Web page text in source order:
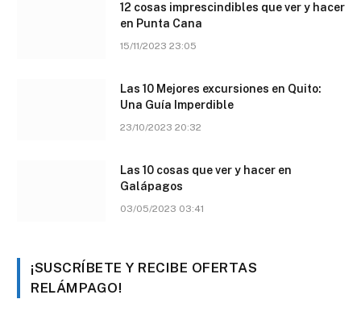
12 cosas imprescindibles que ver y hacer
en Punta Cana
15/11/2023 23:05
Las 10 Mejores excursiones en Quito:
Una Guía Imperdible
23/10/2023 20:32
Las 10 cosas que ver y hacer en
Galápagos
03/05/2023 03:41
¡SUSCRÍBETE Y RECIBE OFERTAS
RELÁMPAGO!